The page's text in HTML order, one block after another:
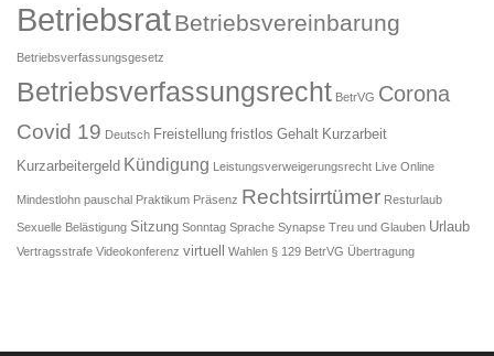
BetriebsratBetriebsvereinbarung
Betriebsverfassungsgesetz
Betriebsverfassungsrecht BetrVG Corona
Covid 19 Deutsch Freistellung fristlos Gehalt Kurzarbeit
Kurzarbeitergeld Kündigung Leistungsverweigerungsrecht Live Online
Mindestlohn pauschal Praktikum Präsenz Rechtsirrtümer Resturlaub
Sexuelle Belästigung Sitzung Sonntag Sprache Synapse Treu und Glauben Urlaub
Vertragsstrafe Videokonferenz virtuell Wahlen § 129 BetrVG Übertragung